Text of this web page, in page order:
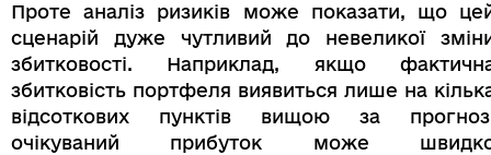
Проте аналіз ризиків може показати, що
сценарій дуже чутливий до невеликої
збитковості. Наприклад, якщо
збитковість портфеля виявиться лише на
відсоткових пунктів вищою за
очікуваний прибуток може